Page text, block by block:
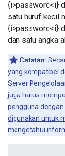
{i>password<i}
satu huruf kecil
{i>password<i}
dan satu angka
Catatan:
yang kompatibel
Server
juga harus
pengguna
digunakan untuk
mengetahui